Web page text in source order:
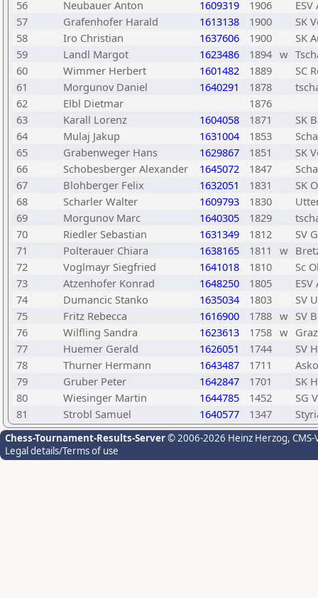
56
Neubauer Anton 1609319 1906
57
Grafenhofer Harald 1613138 1900
SK
58
Iro Christian 1637606 1900
SK
59
Landl Margot 1623486 1894 w
60
Wimmer Herbert 1601482 1889
SC
61
Morgunov Daniel 1640291 1878
62
Elbl Dietmar
1876
63
Karall Lorenz 1604058 1871
SK
64
Mulaj Jakup 1631004 1853
65
Grabenweger Hans 1629867 1851
SK
66
Schobesberger Alexander 1645072 1847
67
Blohberger Felix 1632051 1831
SK
68
Scharler Walter 1609793 1830
69
Morgunov Marc 1640305 1829
70
Riedler Sebastian 1631349 1812
SV
71
Polterauer Chiara 1638165 1811 w
72
Voglmayr Siegfried 1641018 1810
Sc
73
Atzenhofer Konrad 1648250 1805
74
Dumancic Stanko 1635034 1803
SV
75
Fritz Rebecca 1616900 1788 w SV
76
Wilfling Sandra 1623613 1758 w
77
Huemer Gerald 1626051 1744
SV
78
Thurner Hermann 1643487 1711
79
Gruber Peter 1642847 1701
SK
80
Wiesinger Martin 1644785 1452
SG
81
Strobl Samuel 1640577 1347
Chess-Tournament-Results-Server© 2006-2026 Heinz Herzog,
Legal details/Terms of use